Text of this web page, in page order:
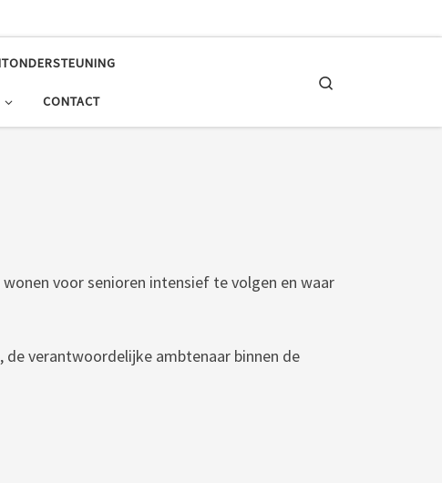
CONTACT
voor senioren intensief te volgen en waar
verantwoordelijke ambtenaar binnen de